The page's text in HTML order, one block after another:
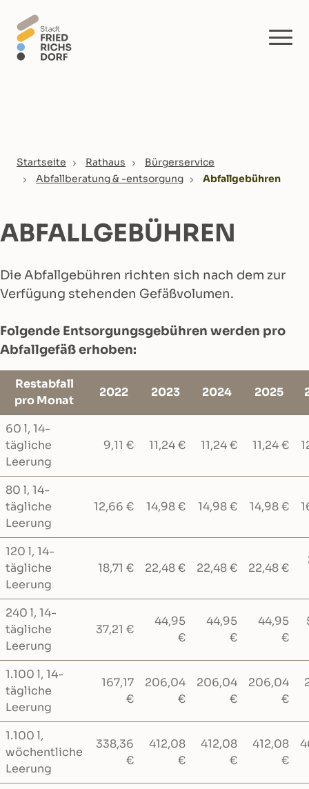
You are here:
Startseite Rathaus
Bürgerservice
Abfallberatung & -entsorgung
Abfallgebühren
ABFALLGEBÜHREN
Die Abfallgebühren richten sich nach dem zur
Verfügung stehenden Gefäßvolumen.
Folgende Entsorgungsgebühren werden pro
Abfallgefäß erhoben:
Restabfall
pro Monat
2022 2023 2024 2025
60 l, 14-
tägliche
Leerung
9,11 € 11,24 € 11,24 € 11,24 €
80 l, 14-
tägliche
Leerung
12,66 € 14,98 € 14,98 € 14,98 €
120 l, 14-
tägliche
Leerung
18,71 € 22,48 € 22,48 € 22,48 €
240 l, 14-
tägliche
Leerung
37,21 €
44,95
€
44,95
€
44,95
€
1.100 l, 14-
tägliche
Leerung
167,17
€
206,04
€
206,04
€
206,04
€
1.100 l,
wöchentliche
Leerung
338,36
€
412,08
€
412,08
€
412,08
€